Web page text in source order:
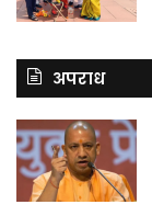
अपराध